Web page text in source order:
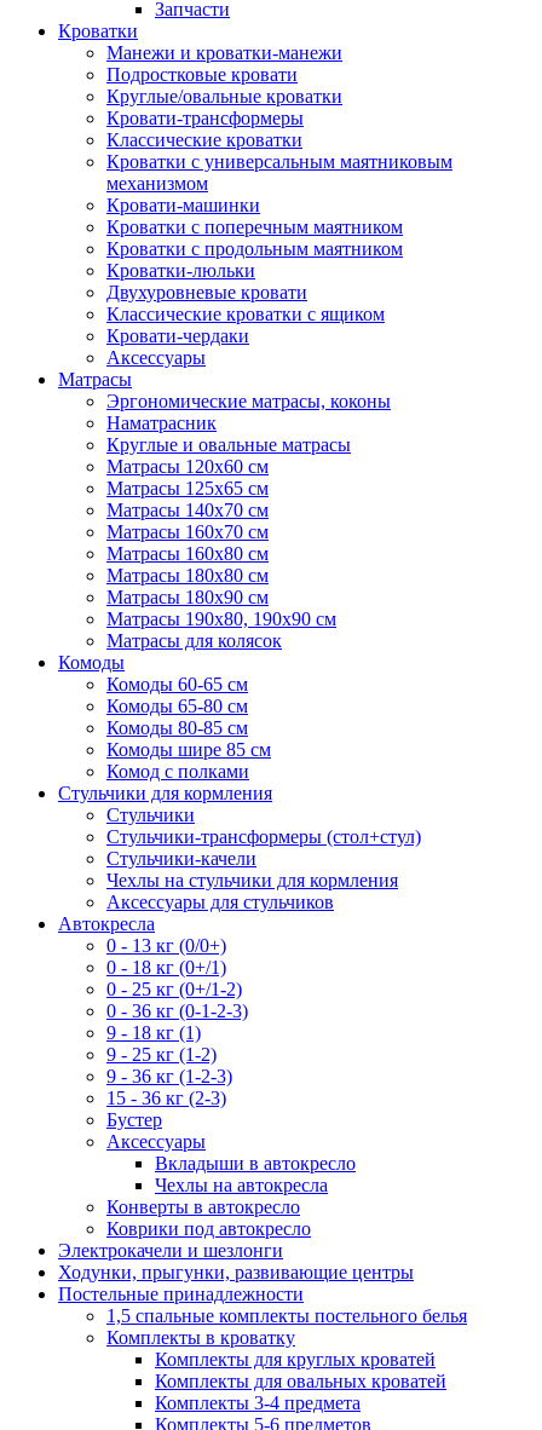
Запчасти
Кроватки
Манежи и кроватки-манежи
Подростковые кровати
Круглые/овальные кроватки
Кровати-трансформеры
Классические кроватки
Кроватки с универсальным маятниковым
механизмом
Кровати-машинки
Кроватки с поперечным маятником
Кроватки с продольным маятником
Кроватки-люльки
Двухуровневые кровати
Классические кроватки с ящиком
Кровати-чердаки
Аксессуары
Матрасы
Эргономические матрасы, коконы
Наматрасник
Круглые и овальные матрасы
Матрасы 120х60 см
Матрасы 125х65 см
Матрасы 140х70 см
Матрасы 160х70 см
Матрасы 160х80 см
Матрасы 180х80 см
Матрасы 180х90 см
Матрасы 190х80, 190х90 см
Матрасы для колясок
Комоды
Комоды 60-65 см
Комоды 65-80 см
Комоды 80-85 см
Комоды шире 85 см
Комод с полками
Стульчики для кормления
Стульчики
Стульчики-трансформеры (стол+стул)
Стульчики-качели
Чехлы на стульчики для кормления
Аксессуары для стульчиков
Автокресла
0 - 13 кг (0/0+)
0 - 18 кг (0+/1)
0 - 25 кг (0+/1-2)
0 - 36 кг (0-1-2-3)
9 - 18 кг (1)
9 - 25 кг (1-2)
9 - 36 кг (1-2-3)
15 - 36 кг (2-3)
Бустер
Аксессуары
Вкладыши в автокресло
Чехлы на автокресла
Конверты в автокресло
Коврики под автокресло
Электрокачели и шезлонги
Ходунки, прыгунки, развивающие центры
Постельные принадлежности
1,5 спальные комплекты постельного белья
Комплекты в кроватку
Комплекты для круглых кроватей
Комплекты для овальных кроватей
Комплекты 3-4 предмета
Комплекты 5-6 предметов